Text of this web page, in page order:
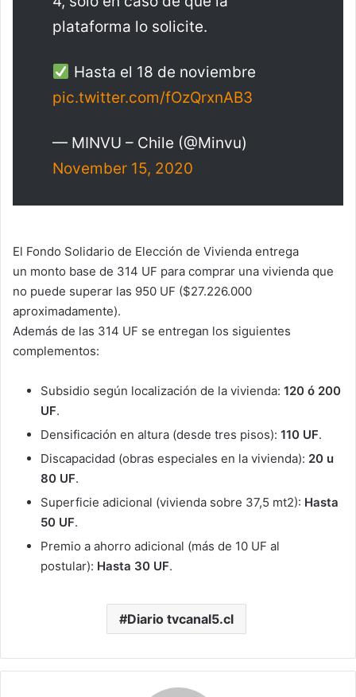
plataforma lo solicite.
Hasta el 18 de noviembre
pic.twitter.com/fOzQrxnAB3
— MINVU – Chile (@Minvu)
November 15, 2020
El Fondo Solidario de Elección de Vivienda entrega
un monto base de 314 UF para comprar una vivienda que
no puede superar las 950 UF ($27.226.000
aproximadamente).
Además de las 314 UF se entregan los siguientes
complementos:
Subsidio según localización de la vivienda: 120 ó 200
UF.
Densificación en altura (desde tres pisos): 110 UF.
Discapacidad (obras especiales en la vivienda): 20 u
80 UF.
Superficie adicional (vivienda sobre 37,5 mt2): Hasta
50 UF.
Premio a ahorro adicional (más de 10 UF al
postular): Hasta 30 UF.
Diario tvcanal5.cl